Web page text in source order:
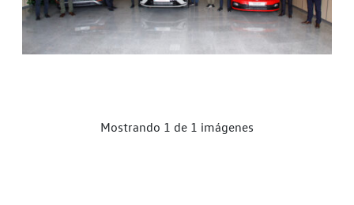
Mostrando 1 de 1 imágenes